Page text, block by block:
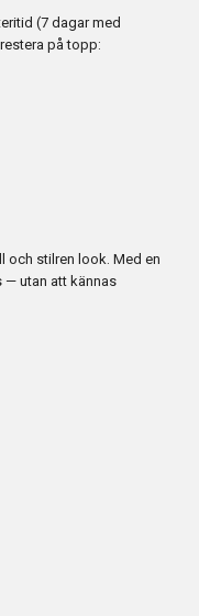
(7 dagar med
på topp:
och stilren look. Med en
— utan att kännas